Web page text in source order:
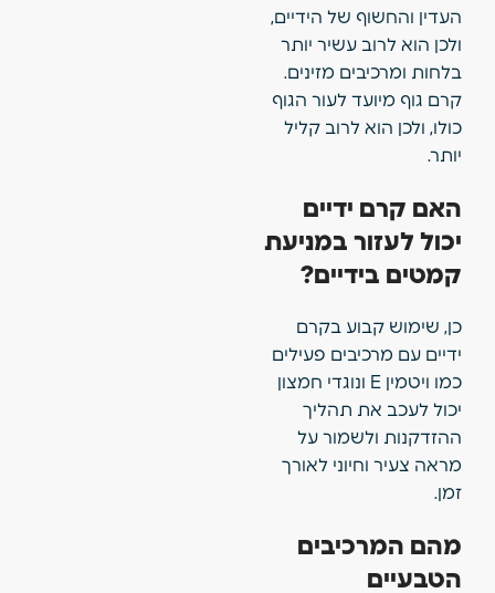
העדין והחשוף של הידיים,
ולכן הוא לרוב עשיר יותר
בלחות ומרכיבים מזינים.
קרם גוף מיועד לעור הגוף
כולו, ולכן הוא לרוב קליל
יותר.
האם קרם ידיים
יכול לעזור במניעת
קמטים בידיים?
כן, שימוש קבוע בקרם
ידיים עם מרכיבים פעילים
כמו ויטמין E ונוגדי חמצון
יכול לעכב את תהליך
ההזדקנות ולשמור על
מראה צעיר וחיוני לאורך
זמן.
מהם המרכיבים
הטבעיים